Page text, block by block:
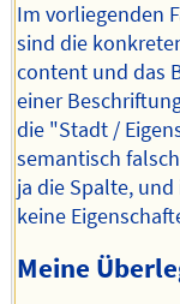
Im vorliegenden
sind die
content und das
einer
die "Stadt /
semantisch
ja die Spalte,
keine
Meine